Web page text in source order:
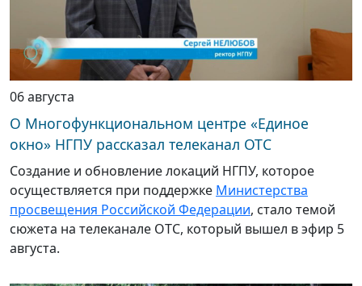
06 августа
О Многофункциональном центре «Единое
окно» НГПУ рассказал телеканал ОТС
Создание и обновление локаций НГПУ, которое
осуществляется при поддержке Министерства
просвещения Российской Федерации, стало темой
сюжета на телеканале ОТС, который вышел в эфир 5
августа.